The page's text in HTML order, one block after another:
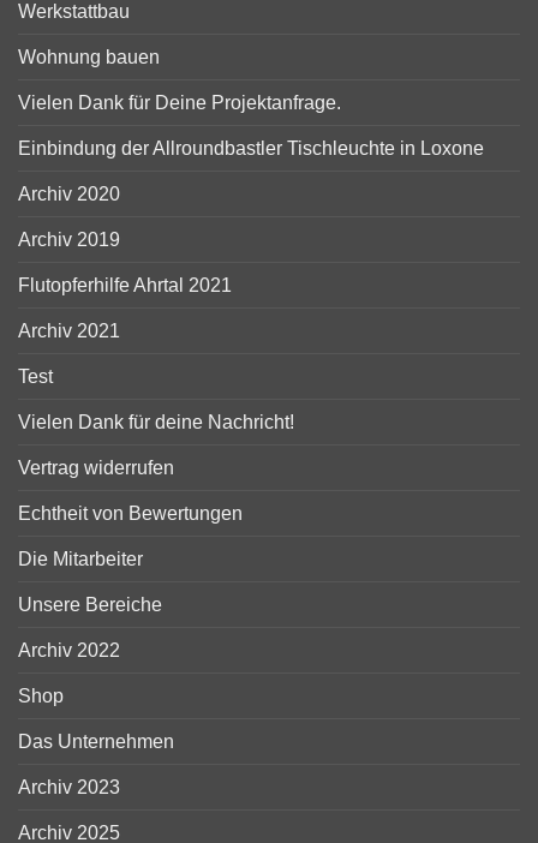
Werkstattbau
Wohnung bauen
Vielen Dank für Deine Projektanfrage.
Einbindung der Allroundbastler Tischleuchte in Loxone
Archiv 2020
Archiv 2019
Flutopferhilfe Ahrtal 2021
Archiv 2021
Test
Vielen Dank für deine Nachricht!
Vertrag widerrufen
Echtheit von Bewertungen
Die Mitarbeiter
Unsere Bereiche
Archiv 2022
Shop
Das Unternehmen
Archiv 2023
Archiv 2025